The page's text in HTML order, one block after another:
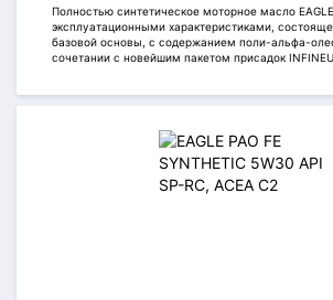
Полностью синтетическое моторное масло
эксплуатационными характеристиками,
базовой основы, с содержанием поли-альфа-
сочетании с новейшим пакетом присадок